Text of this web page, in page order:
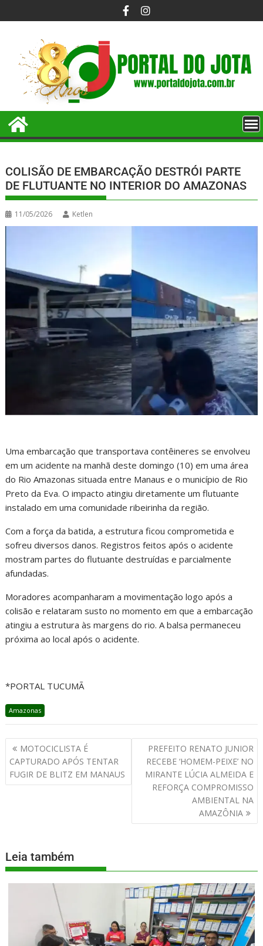
COLISÃO DE EMBARCAÇÃO DESTRÓI PARTE
DE FLUTUANTE NO INTERIOR DO AMAZONAS
11/05/2026 Ketlen
Uma embarcação que transportava contêineres se envolveu
em um acidente na manhã deste domingo (10) em uma área
do Rio Amazonas situada entre Manaus e o município de Rio
Preto da Eva. O impacto atingiu diretamente um flutuante
instalado em uma comunidade ribeirinha da região.
Com a força da batida, a estrutura ficou comprometida e
sofreu diversos danos. Registros feitos após o acidente
mostram partes do flutuante destruídas e parcialmente
afundadas.
Moradores acompanharam a movimentação logo após a
colisão e relataram susto no momento em que a embarcação
atingiu a estrutura às margens do rio. A balsa permaneceu
próxima ao local após o acidente.
*PORTAL TUCUMÃ
Amazonas
MOTOCICLISTA É
CAPTURADO APÓS TENTAR
FUGIR DE BLITZ EM MANAUS
PREFEITO RENATO JUNIOR
RECEBE ‘HOMEM-PEIXE’ NO
MIRANTE LÚCIA ALMEIDA E
REFORÇA COMPROMISSO
AMBIENTAL NA
AMAZÔNIA
Leia também